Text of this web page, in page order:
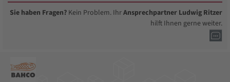
Sie haben Fragen? Kein Problem. IhrAnsprechpartner Ludwig Ritzer
hilft Ihnen gerne weiter.